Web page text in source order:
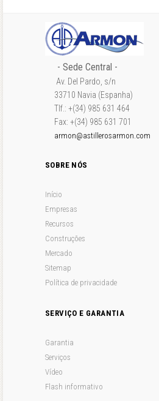
- Sede Central -
Av. Del Pardo, s/n
33710 Navia (Espanha)
Tlf.: +(34) 985 631 464
Fax: +(34) 985 631 701
armon@astillerosarmon.com
SOBRE NÓS
Início
Empresas
Recursos
Construções
Mercado
Sitemap
Política de privacidade
SERVIÇO E GARANTIA
Garantia
Serviços
Vídeo
Flash informativo